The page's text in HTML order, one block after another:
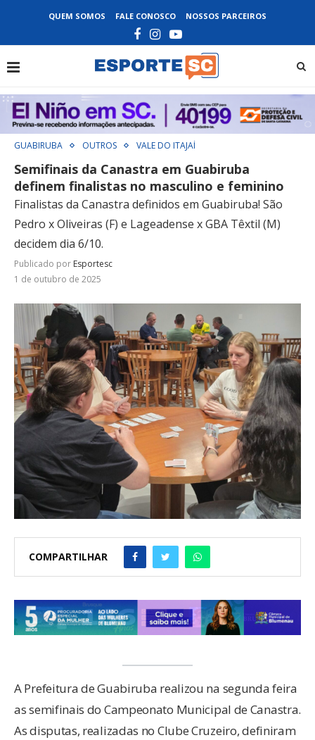
QUEM SOMOS FALE CONOSCO NOSSOS PARCEIROS
GUABIRUBA OUTROS VALE DO ITAJAÍ
Semifinais da Canastra em Guabiruba
definem finalistas no masculino e feminino
Finalistas da Canastra definidos em Guabiruba! São
Pedro x Oliveiras (F) e Lageadense x GBA Têxtil (M)
decidem dia 6/10.
Publicado por Esportesc
1 de outubro de 2025
COMPARTILHAR
A Prefeitura de Guabiruba realizou na segunda feira
as semifinais do Campeonato Municipal de Canastra.
As disputas, realizadas no Clube Cruzeiro, definiram